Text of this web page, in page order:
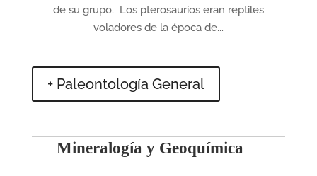
de su grupo. Los pterosaurios eran reptiles
voladores de la época de...
+ Paleontología General
Mineralogía y Geoquímica